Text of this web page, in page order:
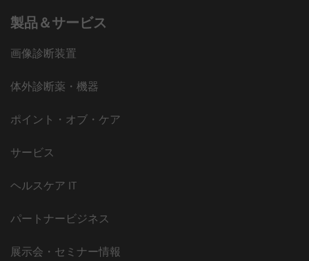
製品＆サービス
画像診断装置
体外診断薬・機器
ポイント・オブ・ケア
サービス
ヘルスケア IT
パートナービジネス
展示会・セミナー情報